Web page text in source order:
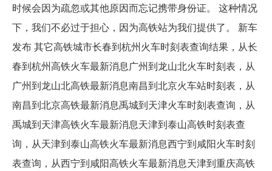
时候会因为疏忽或其他原因而忘记携带身份证。 这种情况
下，我们不必过于担心，因为高铁站为我们提供了。 新车
发布 其它高铁城市长春到杭州火车时刻表查询结果，从长
春到杭州高铁火车最新消息广州到龙山北火车时刻表，从
广州到龙山北高铁最新消息南昌到北京火车站时刻表，从
南昌到北京高铁最新消息禹城到天津火车时刻表查询，从
禹城到天津高铁火车最新消息天津到泰山高铁时刻表查
询，从天津到泰山高铁火车最新消息西宁到咸阳火车时刻
表查询，从西宁到咸阳高铁火车最新消息天津到重庆高铁